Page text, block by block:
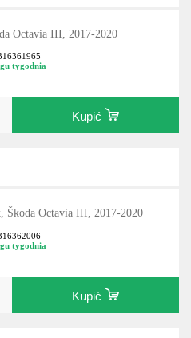
Octavia III, 2017-2020
tygodnia
Kupić
Škoda Octavia III, 2017-2020
tygodnia
Kupić